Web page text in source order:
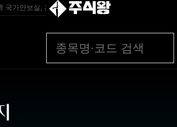
가안보실, 긴급안보상황점검회의 개최 - 연합뉴스TV
주식왕